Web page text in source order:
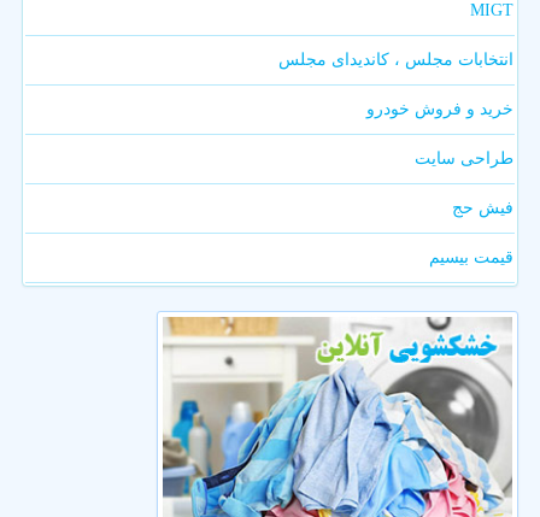
MIGT
انتخابات مجلس ، کاندیدای مجلس
خرید و فروش خودرو
طراحی سایت
فیش حج
قیمت بیسیم